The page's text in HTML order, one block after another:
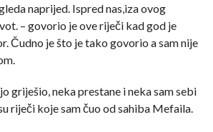
naprijed. Ispred nas,iza ovog
– govorio je ove riječi kad god je
Čudno je što je tako govorio a sam nije
griješio, neka prestane i neka sam sebi
riječi koje sam čuo od sahiba Mefaila.